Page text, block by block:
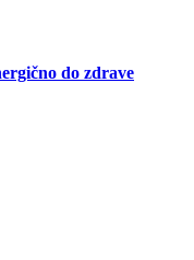
do zdrave